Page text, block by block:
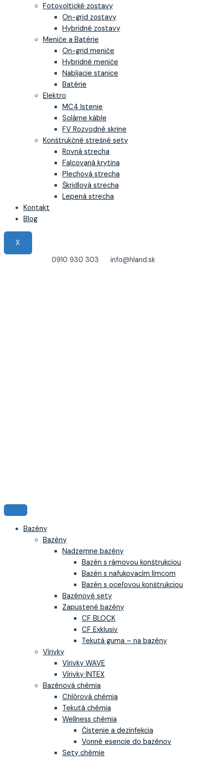
Fotovoltické zostavy
On-grid zostavy
Hybridné zostavy
Meniče a Batérie
On-grid meniče
Hybridné meniče
Nabíjacie stanice
Batérie
Elektro
MC4 Istenie
Solárne káble
FV Rozvodné skrine
Konštrukčné strešné sety
Rovná strecha
Falcovaná krytina
Plechová strecha
Škridlová strecha
Lepená strecha
Kontakt
Blog
X
0910 930 303
info@hland.sk
Bazény
Bazény
Nadzemne bazény
Bazén s rámovou konštrukciou
Bazén s nafukovacím límcom
Bazén s oceľovou konštrukciou
Bazénové sety
Zapustené bazény
CF BLOCK
CF Exklusiv
Tekutá guma – na bazény
Vírivky
Vírivky WAVE
Vírivky INTEX
Bazénová chémia
Chlórová chémia
Tekutá chémia
Wellness chémia
Čistenie a dezinfekcia
Vonné esencie do bazénov
Sety chémie